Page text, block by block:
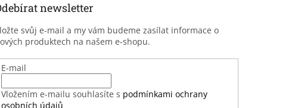
newsletter
svůj e-mail a my vám budeme zasílat informace o
produktech na našem e-shopu.
E-mail
Vložením e-mailu souhlasíte s podmínkami ochrany
osobních údajů